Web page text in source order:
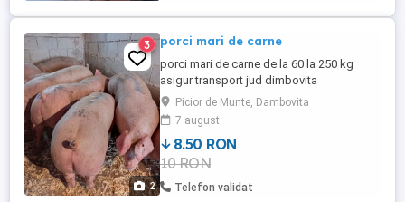
2
3 porci mari de carne
porci mari de carne de la 60 la 250 kg
asigur transport jud dimbovita
Picior de Munte, Dambovita
7 august
8.50 RON
10 RON
Telefon validat